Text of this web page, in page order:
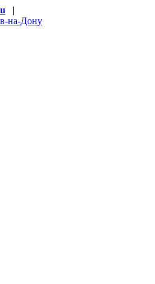
|
на-Дону